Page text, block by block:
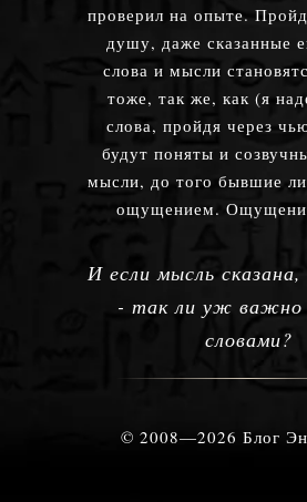
проверил на опыте.
душу, даже сказанные
слова и мысли
тоже, так же, как (я
слова, пройдя через
будут поняты и
мысли, до того бывшие
ощущением.
И если мысль
- так ли уж важно
словами?
© 2008—2026 Блог